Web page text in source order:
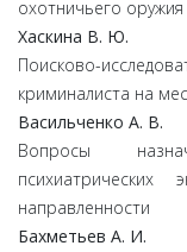
охотничьего
Хаскина В. Ю.
Поисково-
криминалиста на
Васильченко А. В.
Вопросы
психиатрических
направленности
Бахметьев А. И.